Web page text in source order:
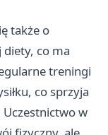
także o
co ma
treningi
co sprzyja
w